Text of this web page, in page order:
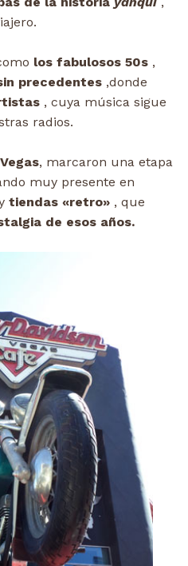
los fabulosos 50s ,
precedentes ,donde
, cuya música sigue
radios.
, marcaron una etapa
muy presente en
tiendas «retro» , que
de esos años.